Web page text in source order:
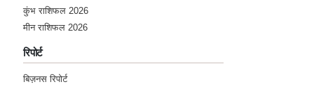
कुंभ राशिफल 2026
मीन राशिफल 2026
रिपोर्ट
बिज़नस रिपोर्ट